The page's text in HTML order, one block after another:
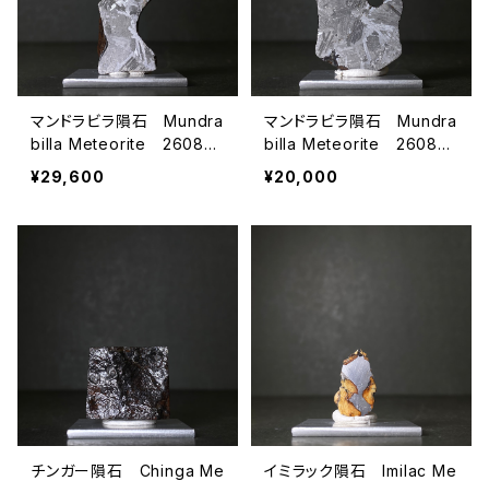
マンドラビラ隕石 Mundra
billa Meteorite 26080
607
¥29,600
マンドラビラ隕石 Mundra
billa Meteorite 26080
605
¥20,000
チンガー隕石 Chinga Me
イミラック隕石 Imilac Me